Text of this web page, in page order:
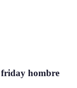
hombre